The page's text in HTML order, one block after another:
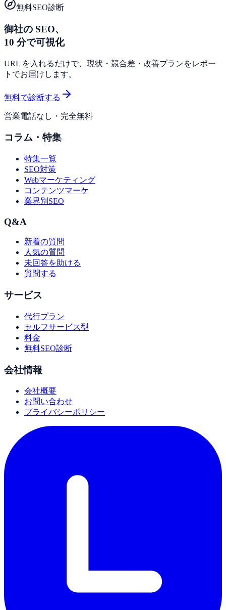
無料SEO診断
御社の SEO、
10 分で可視化
URL を入れるだけで、現状・競合差・改善プランをレポー
トでお届けします。
無料で診断する
営業電話なし・完全無料
コラム・特集
特集一覧
SEO対策
Webマーケティング
コンテンツマーケ
業界別SEO
Q&A
新着の質問
人気の質問
未回答を助ける
質問する
サービス
代行プラン
セルフサービス型
料金
無料SEO診断
会社情報
会社概要
お問い合わせ
プライバシーポリシー